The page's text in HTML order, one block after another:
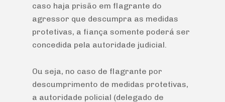
caso haja prisão em flagrante do
agressor que descumpra as medidas
protetivas, a fiança somente poderá ser
concedida pela autoridade judicial.
Ou seja, no caso de flagrante por
descumprimento de medidas protetivas,
a autoridade policial (delegado de